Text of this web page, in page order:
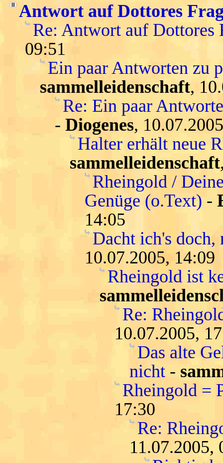
Antwort auf Dottores
Re: Antwort auf Dottores
09:51
Ein paar Antworten zu
sammelleidenschaft,
Re: Ein paar
- Diogenes,
Halter erhält neue
sammelleidenschaft
Rheingold /
Genüge (o.Text) -
14:05
Dacht ich's
10.07.2005, 14:09
Rheingold ist
Re:
10.07.2005,
Das alte
nicht -
Rheingold =
17:30
Re:
11.07.2005,